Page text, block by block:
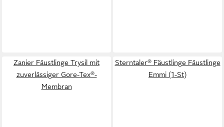
Zanier Fäustlinge Trysil mit
zuverlässiger Gore-Tex®-
Membran
Sterntaler® Fäustlinge Fäustlinge
Emmi (1-St)